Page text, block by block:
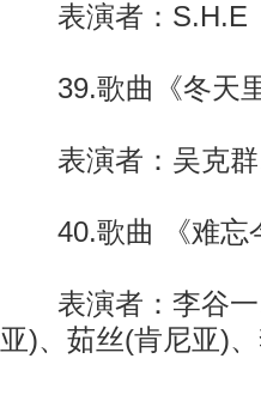
表演者：S.H.E
39.歌曲《冬天里
表演者：吴克群
40.歌曲 《难忘
表演者：李谷一
亚)、茹丝(肯尼亚)